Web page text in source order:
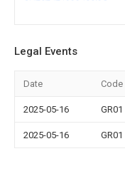
Legal Events
Date Code
2025-05-16 GR01
2025-05-16 GR01